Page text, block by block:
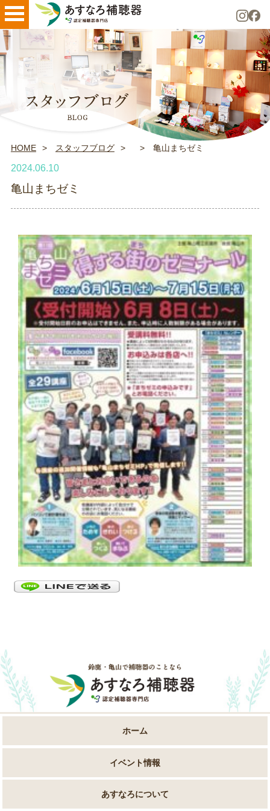
HOME スタッフブログ 亀山まちゼミ
2024.06.10
亀山まちゼミ
ホーム
イベント情報
あすなろについて